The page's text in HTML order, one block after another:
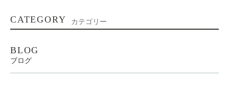
CATEGORY カテゴリー
BLOG
ブログ